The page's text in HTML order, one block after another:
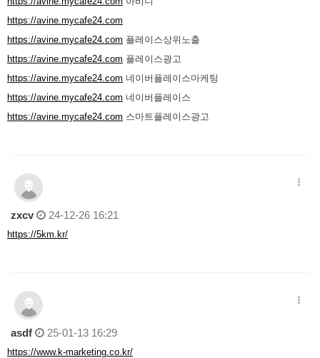
https://avine.mycafe24.com
https://avine.mycafe24.com 플레이스상위노출
https://avine.mycafe24.com 플레이스광고
https://avine.mycafe24.com 네이버플레이스마케팅
https://avine.mycafe24.com 네이버플레이스
https://avine.mycafe24.com 스마트플레이스광고
zxcv 24-12-26 16:21
https://5km.kr/
asdf 25-01-13 16:29
https://www.k-marketing.co.kr/